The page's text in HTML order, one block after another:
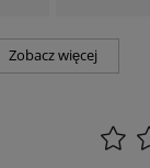
Zobacz więcej